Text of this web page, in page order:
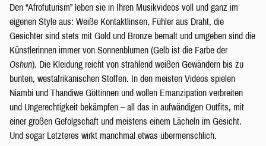
Den “Afrofuturism” leben sie in Ihren Musikvideos voll und ganz im
eigenen Style aus: Weiße Kontaktlinsen, Fühler aus Draht, die
Gesichter sind stets mit Gold und Bronze bemalt und umgeben sind die
Künstlerinnen immer von Sonnenblumen (Gelb ist die Farbe der
Oshun). Die Kleidung reicht von strahlend weißen Gewändern bis zu
bunten, westafrikanischen Stoffen. In den meisten Videos spielen
Niambi und Thandiwe Göttinnen und wollen Emanzipation verbreiten
und Ungerechtigkeit bekämpfen – all das in aufwändigen Outfits, mit
einer großen Gefolgschaft und meistens einem Lächeln im Gesicht.
Und sogar Letzteres wirkt manchmal etwas übermenschlich.